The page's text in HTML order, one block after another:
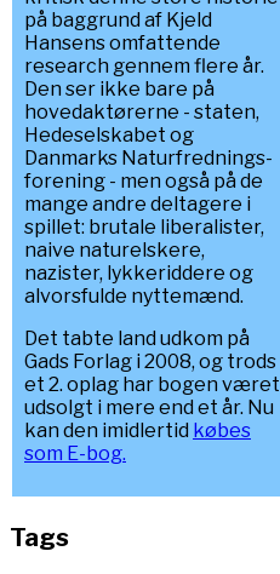
på baggrund af Kjeld
Hansens omfattende
research gennem flere år.
Den ser ikke bare på
hovedaktørerne - staten,
Hedeselskabet og
Danmarks Naturfrednings-
forening - men også på de
mange andre deltagere i
spillet: brutale liberalister,
naive naturelskere,
nazister, lykkeriddere og
alvorsfulde nyttemænd.
Det tabte land udkom på
Gads Forlag i 2008, og trods
et 2. oplag har bogen været
udsolgt i mere end et år. Nu
kan den imidlertid købes
som E-bog.
Tags